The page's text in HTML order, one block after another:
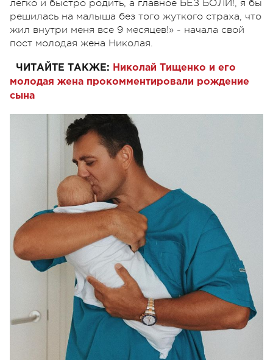
легко и быстро родить, а главное БЕЗ БОЛИ!, я бы
решилась на малыша без того жуткого страха, что
жил внутри меня все 9 месяцев!» - начала свой
пост молодая жена Николая.
ЧИТАЙТЕ ТАКЖЕ: Николай Тищенко и его
молодая жена прокомментировали рождение
сына